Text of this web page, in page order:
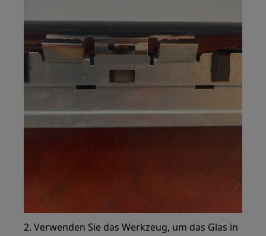
2. Verwenden Sie das Werkzeug, um das Glas in